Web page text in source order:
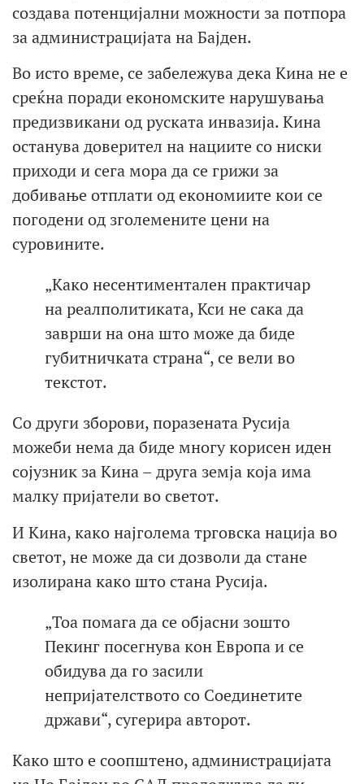
создава потенцијални можности за потпора
за администрацијата на Бајден.
Во исто време, се забележува дека Кина не е
среќна поради економските нарушувања
предизвикани од руската инвазија. Кина
останува доверител на нациите со ниски
приходи и сега мора да се грижи за
добивање отплати од економиите кои се
погодени од зголемените цени на
суровините.
„Како несентиментален практичар
на реалполитиката, Кси не сака да
заврши на она што може да биде
губитничката страна“, се вели во
текстот.
Со други зборови, поразената Русија
можеби нема да биде многу корисен иден
сојузник за Кина – друга земја која има
малку пријатели во светот.
И Кина, како најголема трговска нација во
светот, не може да си дозволи да стане
изолирана како што стана Русија.
„Тоа помага да се објасни зошто
Пекинг посегнува кон Европа и се
обидува да го засили
непријателството со Соединетите
држави“, сугерира авторот.
Како што е соопштено, администрацијата